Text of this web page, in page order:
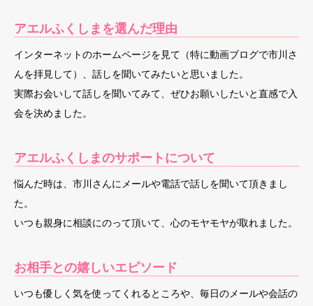
アエルふくしまを選んだ理由
インターネットのホームページを見て（特に動画ブログで市川さ
んを拝見して）、話しを聞いてみたいと思いました。
実際お会いして話しを聞いてみて、ぜひお願いしたいと直感で入
会を決めました。
アエルふくしまのサポートについて
悩んだ時は、市川さんにメールや電話で話しを聞いて頂きまし
た。
いつも親身に相談にのって頂いて、心のモヤモヤが取れました。
お相手との嬉しいエピソード
いつも優しく気を使ってくれるところや、毎日のメールや会話の